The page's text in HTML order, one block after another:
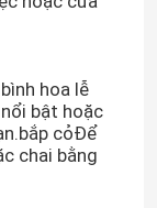
hoa lễ
bật hoặc
cỏĐể
chai bằng